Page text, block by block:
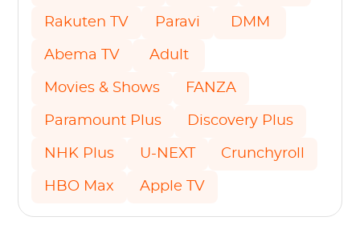
Rakuten TV Paravi DMM
Abema TV Adult
Movies & Shows FANZA
Paramount Plus Discovery Plus
NHK Plus U-NEXT Crunchyroll
HBO Max Apple TV